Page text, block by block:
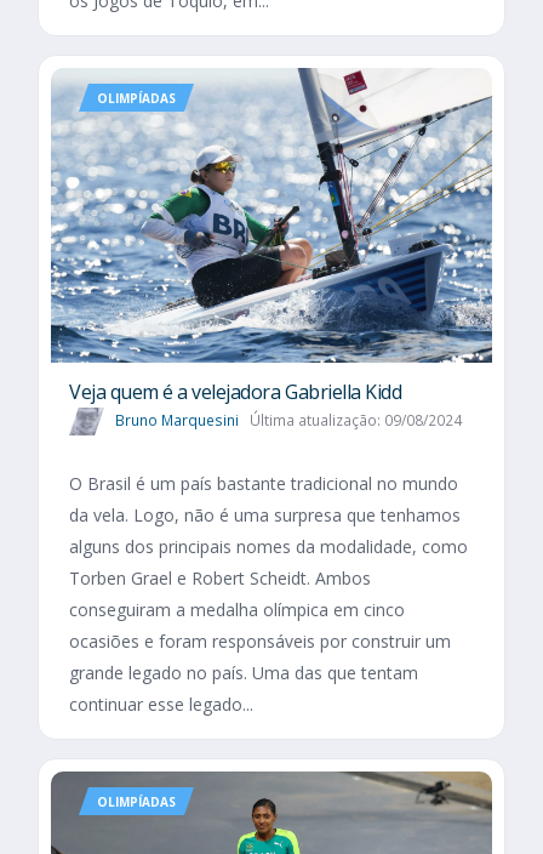
OLIMPÍADAS
Veja quem é a velejadora Gabriella Kidd
Bruno Marquesini Última atualização: 09/08/2024
O Brasil é um país bastante tradicional no mundo
da vela. Logo, não é uma surpresa que tenhamos
alguns dos principais nomes da modalidade, como
Torben Grael e Robert Scheidt. Ambos
conseguiram a medalha olímpica em cinco
ocasiões e foram responsáveis por construir um
grande legado no país. Uma das que tentam
continuar esse legado...
OLIMPÍADAS